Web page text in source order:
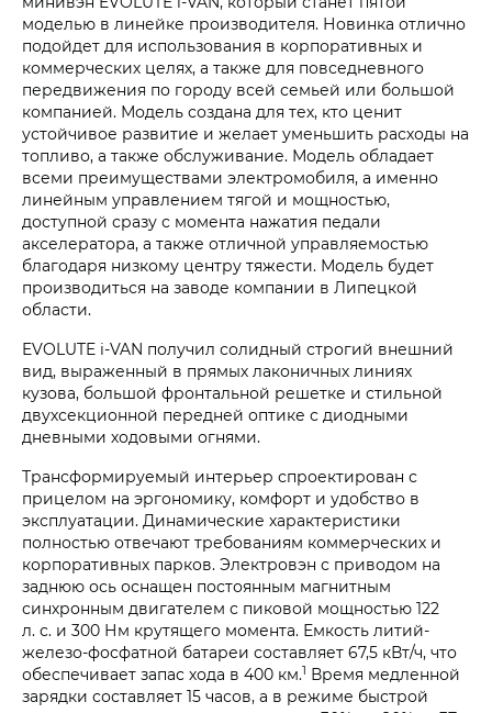
моделью в линейке производителя. Новинка отлично
подойдет для использования в корпоративных и
коммерческих целях, а также для повседневного
передвижения по городу всей семьей или большой
компанией. Модель создана для тех, кто ценит
устойчивое развитие и желает уменьшить расходы на
топливо, а также обслуживание. Модель обладает
всеми преимуществами электромобиля, а именно
линейным управлением тягой и мощностью,
доступной сразу с момента нажатия педали
акселератора, а также отличной управляемостью
благодаря низкому центру тяжести. Модель будет
производиться на заводе компании в Липецкой
области.
EVOLUTE i‑VAN получил солидный строгий внешний
вид, выраженный в прямых лаконичных линиях
кузова, большой фронтальной решетке и стильной
двухсекционной передней оптике с диодными
дневными ходовыми огнями.
Трансформируемый интерьер спроектирован с
прицелом на эргономику, комфорт и удобство в
эксплуатации. Динамические характеристики
полностью отвечают требованиям коммерческих и
корпоративных парков. Электровэн с приводом на
заднюю ось оснащен постоянным магнитным
синхронным двигателем с пиковой мощностью 122
л. с. и 300 Нм крутящего момента. Емкость литий-
железо-фосфатной батареи составляет 67,5 кВт/ч, что
обеспечивает запас хода в 400 км.1 Время медленной
зарядки составляет 15 часов, а в режиме быстрой